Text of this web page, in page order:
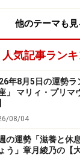
（2月19日～
勢「うお座」
う。感情をは
を見る
他のテーマも見
人気記事ラン
年8月5日の運勢ラ
」 マリィ・プリマ
08/04
の運勢「滋養と休
う」章月綾乃の【